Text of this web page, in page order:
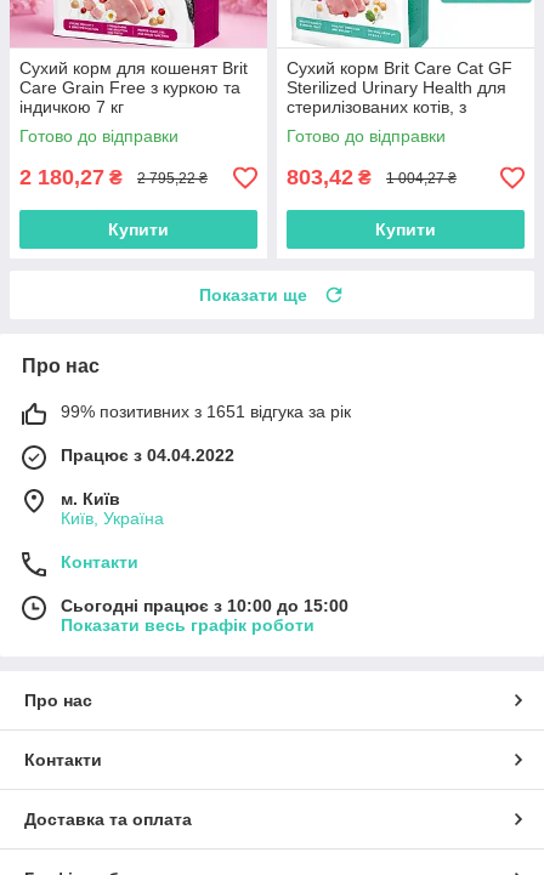
Сухий корм для кошенят Brit
Care Grain Free з куркою та
індичкою 7 кг
Готово до відправки
2 180,27 ₴ 2 795,22 ₴
Купити
Сухий корм Brit Care Cat GF
Sterilized Urinary Health для
стерилізованих котів, з
куркою, 2 кг
Готово до відправки
803,42 ₴ 1 004,27 ₴
Купити
Показати ще
Про нас
99% позитивних з 1651 відгука за рік
Працює з 04.04.2022
м. Київ
Київ, Україна
Контакти
Сьогодні працює з 10:00 до 15:00
Показати весь графік роботи
Про нас
Контакти
Доставка та оплата